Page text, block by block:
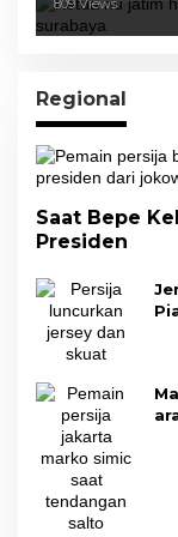
809 Views
Regional
Saat Bepe
Presiden